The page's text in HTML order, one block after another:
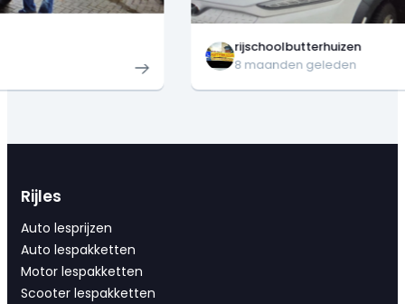
rijschoolbutterhuizen
8 maanden geleden
Rijles
Auto lesprijzen
Auto lespakketten
Motor lespakketten
Scooter lespakketten